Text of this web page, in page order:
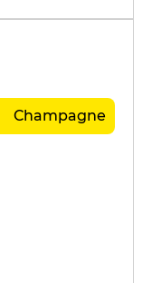
Champagne